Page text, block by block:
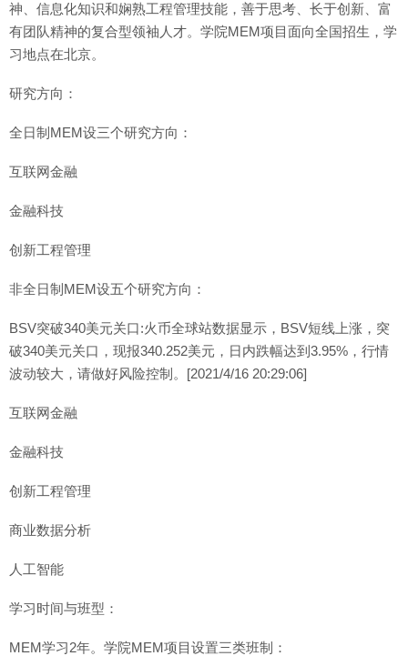
神、信息化知识和娴熟工程管理技能，善于思考、长于创新、富
有团队精神的复合型领袖人才。学院MEM项目面向全国招生，学
习地点在北京。
研究方向：
全日制MEM设三个研究方向：
互联网金融
金融科技
创新工程管理
非全日制MEM设五个研究方向：
BSV突破340美元关口:火币全球站数据显示，BSV短线上涨，突
破340美元关口，现报340.252美元，日内跌幅达到3.95%，行情
波动较大，请做好风险控制。[2021/4/16 20:29:06]
互联网金融
金融科技
创新工程管理
商业数据分析
人工智能
学习时间与班型：
MEM学习2年。学院MEM项目设置三类班制：